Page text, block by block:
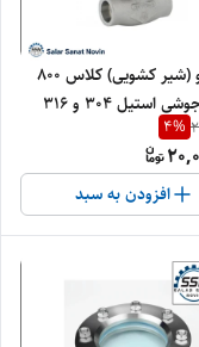
گیت ولو (شیر کشویی) کلاس ۸۰۰
استیل ۳۰۴ و ۳۱۶
4%
افزودن به سبد